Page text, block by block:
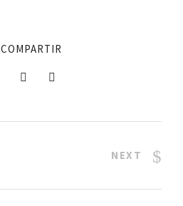
COMPARTIR
NEXT